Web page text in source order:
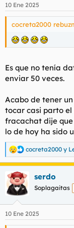
10 Ene 2025
cocreta2000
Es que no tenía
enviar 50 veces.
Acabo de tener
tocar casi parto
fracachat dije
lo de hoy ha sido
R
e
a
c
c
i
e
s
cocreta2000 y
serdo
Soplagaitas
10 Ene 2025